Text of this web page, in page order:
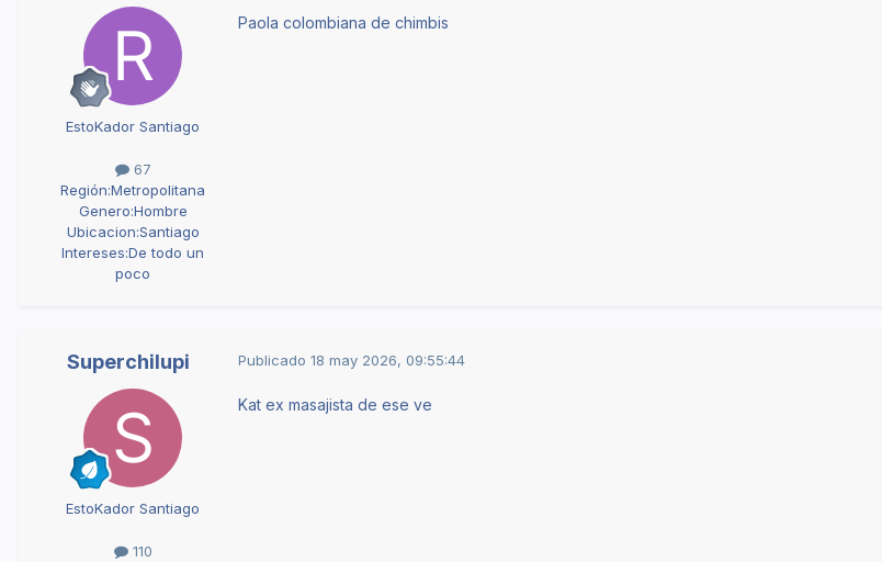
EstoKador Santiago
67
Región:Metropolitana
Genero:Hombre
Ubicacion:Santiago
Intereses:De todo un
poco
Paola colombiana de chimbis
Superchilupi
EstoKador Santiago
110
Publicado 18 may 2026, 09:55:44
Kat ex masajista de ese ve